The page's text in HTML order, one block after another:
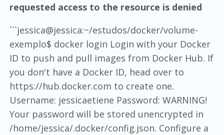
requested access to the resource is denied
```jessica@jessica:~/estudos/docker/volume-
exemplo$ docker login Login with your Docker
ID to push and pull images from Docker Hub. If
you don't have a Docker ID, head over to
https://hub.docker.com to create one.
Username: jessicaetiene Password: WARNING!
Your password will be stored unencrypted in
/home/jessica/.docker/config.json. Configure a